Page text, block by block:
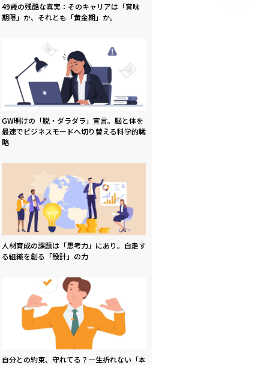
49歳の残酷な真実：そのキャリアは「賞味
期限」か、それとも「黄金期」か。
GW明けの「脱・ダラダラ」宣言。脳と体を
最速でビジネスモードへ切り替える科学的戦
略
人材育成の課題は「思考力」にあり。自走す
る組織を創る「設計」の力
自分との約束、守れてる？一生折れない「本